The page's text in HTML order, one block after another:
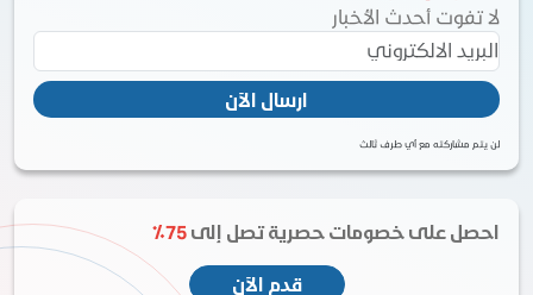
لا تفوت أحدث الأخبار
ارسال الآن
لن يتم مشاركته مع أي طرف ثالث
احصل على خصومات حصرية تصل إلى 75٪
قدم الآن